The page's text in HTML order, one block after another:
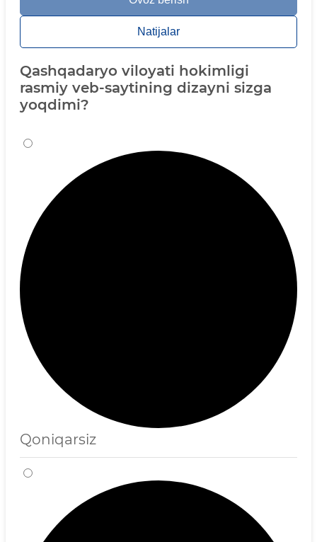
Natijalar
Qashqadaryo viloyati hokimligi
rasmiy veb-saytining dizayni sizga
yoqdimi?
Qoniqarsiz